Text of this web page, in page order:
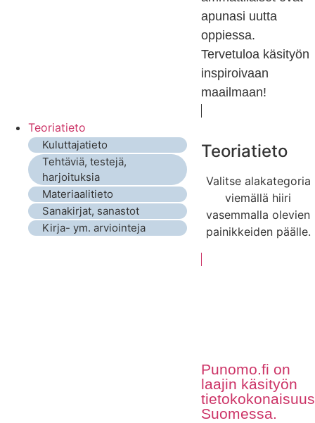
apunasi uutta
oppiessa.
Tervetuloa käsityön
inspiroivaan
maailmaan!
Teoriatieto
Kuluttajatieto
Tehtäviä, testejä,
harjoituksia
Materiaalitieto
Sanakirjat, sanastot
Kirja- ym. arviointeja
Teoriatieto
Valitse alakategoria
viemällä hiiri
vasemmalla olevien
painikkeiden päälle.
Punomo.fi on
laajin käsityön
tietokokonaisuus
Suomessa.